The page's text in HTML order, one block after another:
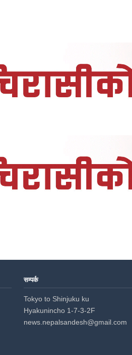
सम्पर्क
Tokyo to Shinjuku ku
Hyakunincho 1-7-3-2F
news.nepalsandesh@gmail.com